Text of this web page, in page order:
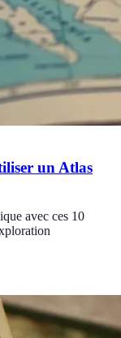
un Atlas
avec ces 10